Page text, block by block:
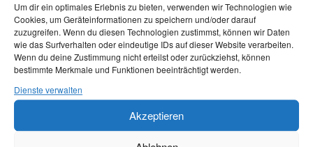
Um dir ein optimales Erlebnis zu bieten, verwenden wir Technologien wie
Cookies, um Geräteinformationen zu speichern und/oder darauf
zuzugreifen. Wenn du diesen Technologien zustimmst, können wir Daten
wie das Surfverhalten oder eindeutige IDs auf dieser Website verarbeiten.
Wenn du deine Zustimmung nicht erteilst oder zurückziehst, können
bestimmte Merkmale und Funktionen beeinträchtigt werden.
Dienste verwalten
Akzeptieren
Dieser Eintrag wurde vonMartinaunterAllgemeinesveröffentlicht und
mitHamburg,Hamburger Rathaus,Löwen,Wächterverschlagwortet.
Setze ein Lesezeichen für denPermalink.
Beitragsnavigation
Kunst in Hamburg – Alter Wall – „Gesellschaftsspiegel“